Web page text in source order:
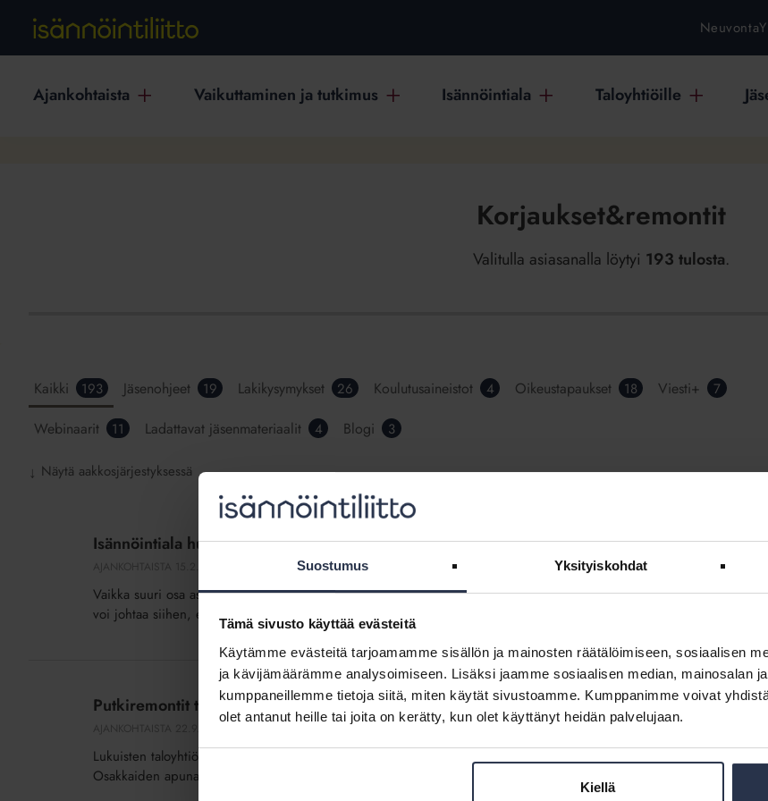
Suostumus Yksityiskohdat
Tämä sivusto käyttää evästeitä
Käytämme evästeitä tarjoamamme sisällön ja mainosten räätälöimiseen, sosiaalisen
ja kävijämäärämme analysoimiseen. Lisäksi jaamme sosiaalisen median, mainosalan
kumppaneillemme tietoja siitä, miten käytät sivustoamme. Kumppanimme voivat
olet antanut heille tai joita on kerätty, kun olet käyttänyt heidän palvelujaan.
Kiellä
Neuvonta
Ajankohtaista Vaikuttaminen ja tutkimus Isännöintiala Taloyhtiöille
Korjaukset&remontit
Valitulla asiasanalla löytyi 193 tulosta.
Kaikki 193 Jäsenohjeet 19 Lakikysymykset 26 Koulutusaineistot 4 Oikeustapaukset 18 Viesti+ 7
Webinaarit 11 Ladattavat jäsenmateriaalit 4 Blogi 3
↓ Näytä aakkosjärjestyksessä
tarpeellisten
siirtämisestä
Isännöintiala huolissaan tarpeellisten korjausten siirtämisestä
Vaikka suuri osa asuinrakennuksista on nyt korjausiässä, monesta taloyhtiöstä puuttuu tavoitteellinen kiinteistönpito.
voi johtaa siihen, että taloja joudutaan purkamaan. Pahimmillaan se tulee osakkaille yllätyksenä....
Putkiremontit tulevat – osakkaiden pitää tehdä pian päätöksiä
Lukuisten taloyhtiöiden osakkailla on edessään tärkeä päätös, kun putkiremonttien huippuvuodet ovat kohta käsillä.
Osakkaiden apuna on isännöinti, jonka asiantuntemus ja kokemus auttavat päätöksenteossa. Putkiremonttien määrä...